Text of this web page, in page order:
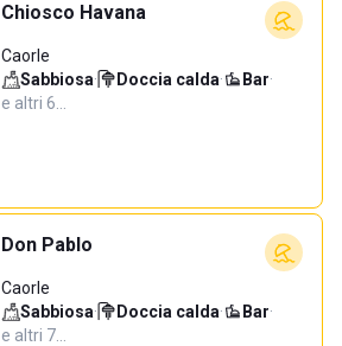
Chiosco Havana
Caorle
Sabbiosa· Doccia calda· Bar·
e altri 6…
Don Pablo
Caorle
Sabbiosa· Doccia calda· Bar·
e altri 7…